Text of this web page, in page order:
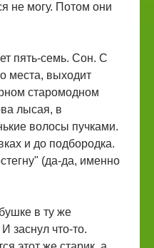
не могу. Потом они
пять-семь. Сон. С
места, выходит
старомодном
лысая, в
волосы пучками.
и до подбородка.
(да-да, именно
в ту же
заснул что-то.